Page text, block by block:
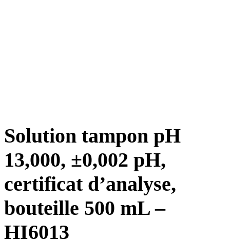
Solution tampon pH
13,000, ±0,002 pH,
certificat d’analyse,
bouteille 500 mL –
HI6013